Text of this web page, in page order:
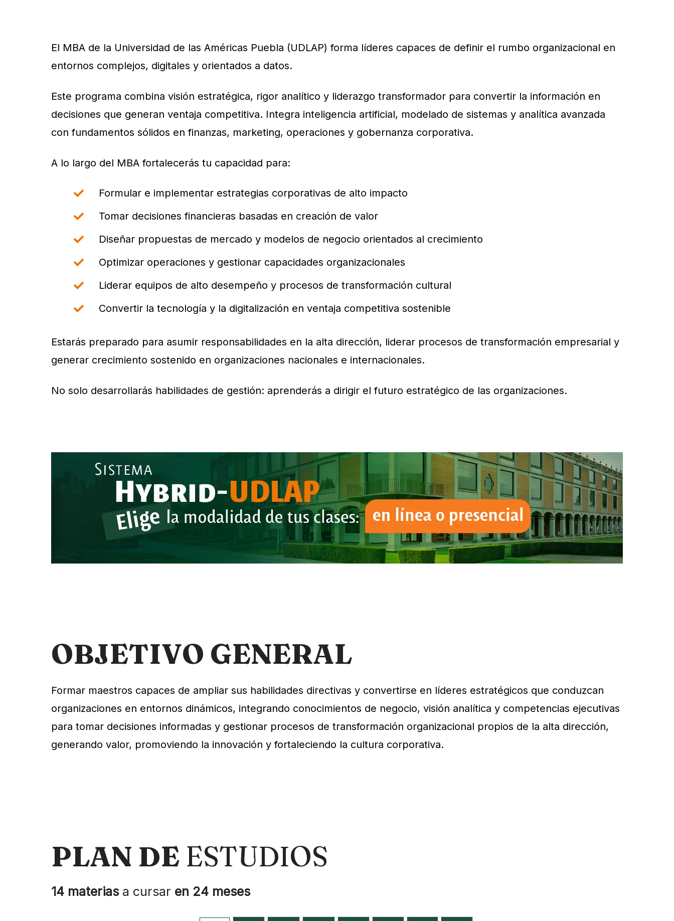
El MBA de la Universidad de las Américas Puebla (UDLAP) forma líderes capaces de definir el rumbo organizacional en
entornos complejos, digitales y orientados a datos.
Este programa combina visión estratégica, rigor analítico y liderazgo transformador para convertir la información en
decisiones que generan ventaja competitiva. Integra inteligencia artificial, modelado de sistemas y analítica avanzada
con fundamentos sólidos en finanzas, marketing, operaciones y gobernanza corporativa.
A lo largo del MBA fortalecerás tu capacidad para:
Formular e implementar estrategias corporativas de alto impacto
Tomar decisiones financieras basadas en creación de valor
Diseñar propuestas de mercado y modelos de negocio orientados al crecimiento
Optimizar operaciones y gestionar capacidades organizacionales
Liderar equipos de alto desempeño y procesos de transformación cultural
Convertir la tecnología y la digitalización en ventaja competitiva sostenible
Estarás preparado para asumir responsabilidades en la alta dirección, liderar procesos de transformación empresarial y
generar crecimiento sostenido en organizaciones nacionales e internacionales.
No solo desarrollarás habilidades de gestión: aprenderás a dirigir el futuro estratégico de las organizaciones.
OBJETIVO GENERAL
Formar maestros capaces de ampliar sus habilidades directivas y convertirse en líderes estratégicos que conduzcan
organizaciones en entornos dinámicos, integrando conocimientos de negocio, visión analítica y competencias ejecutivas
para tomar decisiones informadas y gestionar procesos de transformación organizacional propios de la alta dirección,
generando valor, promoviendo la innovación y fortaleciendo la cultura corporativa.
PLAN DE ESTUDIOS
14 materiasa cursar en 24 meses